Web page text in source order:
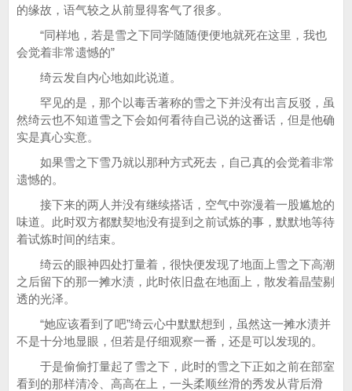
的缘故，语气较之从前显得客气了很多。
“同样地，若是雪之下同学随随便便地就死在这里，我也
会觉着非常遗憾的”
绮云发自内心地如此说道。
罕见的是，那个以毒舌著称的雪之下并没有出言反驳，虽
然绮云也不知道雪之下会如何看待自己说的这番话，但是他确
实是真心实意。
如果雪之下雪乃就以那种方式死去，自己真的会觉着非常
遗憾的。
接下来的两人并没有继续搭话，空气中弥漫着一股尴尬的
味道。此时双方都默契地没有提到之前试炼的事，默默地等待
着试炼时间的结束。
绮云的眼神四处打量着，很快便发现了地面上雪之下高潮
之后留下的那一摊水渍，此时依旧盘在地面上，散发着晶莹剔
透的光泽。
“她应该看到了吧”绮云心中默默想到，虽然这一摊水渍并
不是十分地显眼，但若是仔细观察一番，还是可以发现的。
于是偷偷打量起了雪之下，此时的雪之下正如之前在部室
看到的那样清冷、高高在上，一头柔顺丝滑的秀发从背后滑